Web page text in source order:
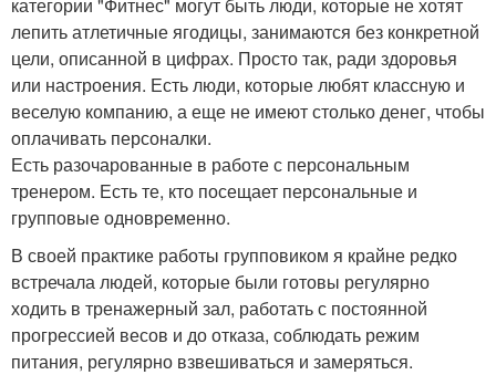
лепить атлетичные ягодицы, занимаются без конкретной
цели, описанной в цифрах. Просто так, ради здоровья
или настроения. Есть люди, которые любят классную и
веселую компанию, а еще не имеют столько денег, чтобы
оплачивать персоналки.
Есть разочарованные в работе с персональным
тренером. Есть те, кто посещает персональные и
групповые одновременно.
В своей практике работы групповиком я крайне редко
встречала людей, которые были готовы регулярно
ходить в тренажерный зал, работать с постоянной
прогрессией весов и до отказа, соблюдать режим
питания, регулярно взвешиваться и замеряться.